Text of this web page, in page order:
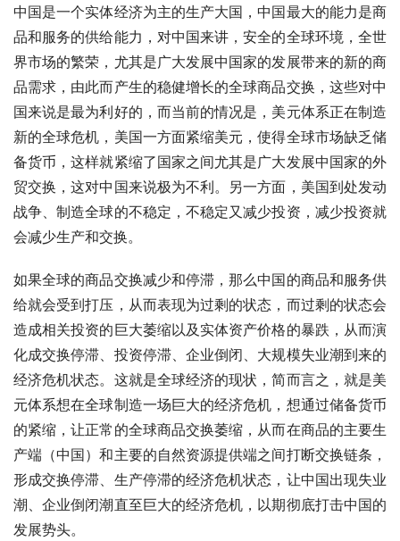
中国是一个实体经济为主的生产大国，中国最大的能力是商
品和服务的供给能力，对中国来讲，安全的全球环境，全世
界市场的繁荣，尤其是广大发展中国家的发展带来的新的商
品需求，由此而产生的稳健增长的全球商品交换，这些对中
国来说是最为利好的，而当前的情况是，美元体系正在制造
新的全球危机，美国一方面紧缩美元，使得全球市场缺乏储
备货币，这样就紧缩了国家之间尤其是广大发展中国家的外
贸交换，这对中国来说极为不利。另一方面，美国到处发动
战争、制造全球的不稳定，不稳定又减少投资，减少投资就
会减少生产和交换。
如果全球的商品交换减少和停滞，那么中国的商品和服务供
给就会受到打压，从而表现为过剩的状态，而过剩的状态会
造成相关投资的巨大萎缩以及实体资产价格的暴跌，从而演
化成交换停滞、投资停滞、企业倒闭、大规模失业潮到来的
经济危机状态。这就是全球经济的现状，简而言之，就是美
元体系想在全球制造一场巨大的经济危机，想通过储备货币
的紧缩，让正常的全球商品交换萎缩，从而在商品的主要生
产端（中国）和主要的自然资源提供端之间打断交换链条，
形成交换停滞、生产停滞的经济危机状态，让中国出现失业
潮、企业倒闭潮直至巨大的经济危机，以期彻底打击中国的
发展势头。